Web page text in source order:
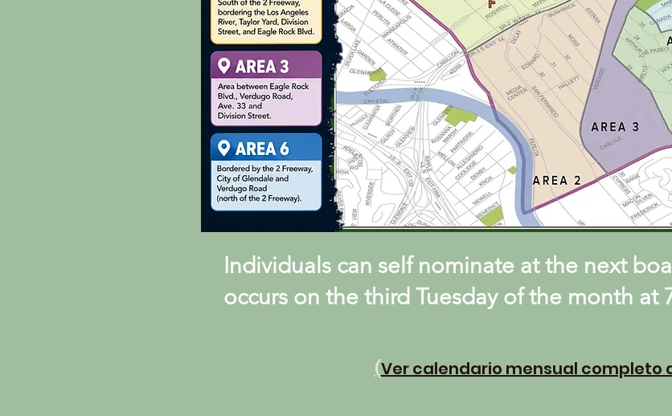
Individuals can self nominate at the next
occurs on the third Tuesday of the month at
(Ver calendario mensual completo